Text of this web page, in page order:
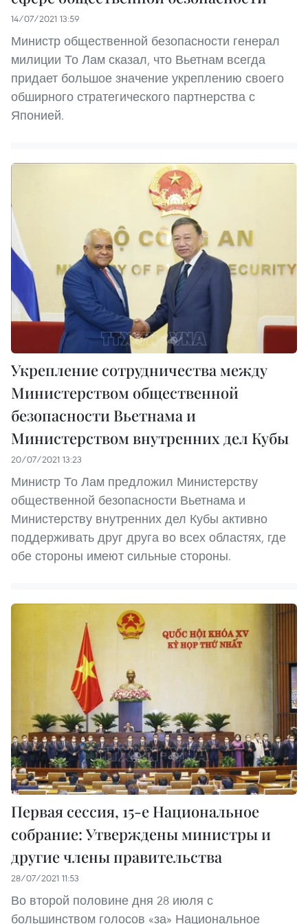
14/07/2021 13:59
Министр общественной безопасности генерал
милиции То Лам сказал, что Вьетнам всегда
придает большое значение укреплению своего
обширного стратегического партнерства с
Японией.
Укрепление сотрудничества между
Министерством общественной
безопасности Вьетнама и
Министерством внутренних дел Кубы
20/07/2021 13:23
Министр То Лам предложил Министерству
общественной безопасности Вьетнама и
Министерству внутренних дел Кубы активно
поддерживать друг друга во всех областях, где
обе стороны имеют сильные стороны.
Первая сессия, 15-е Национальное
собрание: Утверждены министры и
другие члены правительства
28/07/2021 11:53
Во второй половине дня 28 июля с
большинством голосов «за» Национальное